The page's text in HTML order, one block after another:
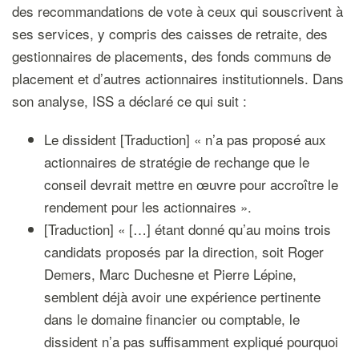
des recommandations de vote à ceux qui souscrivent à
ses services, y compris des caisses de retraite, des
gestionnaires de placements, des fonds communs de
placement et d’autres actionnaires institutionnels. Dans
son analyse, ISS a déclaré ce qui suit :
Le dissident [Traduction] « n’a pas proposé aux
actionnaires de stratégie de rechange que le
conseil devrait mettre en œuvre pour accroître le
rendement pour les actionnaires ».
[Traduction] « […] étant donné qu’au moins trois
candidats proposés par la direction, soit Roger
Demers, Marc Duchesne et Pierre Lépine,
semblent déjà avoir une expérience pertinente
dans le domaine financier ou comptable, le
dissident n’a pas suffisamment expliqué pourquoi